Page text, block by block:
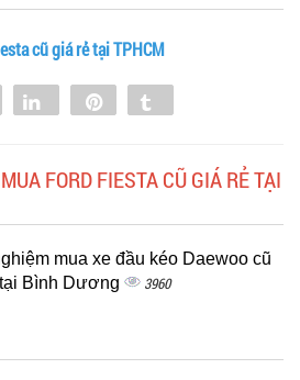
cũ giá rẻ tại TPHCM
Tweet Share
FORD FIESTA CŨ GIÁ RẺ TẠI
mua xe đầu kéo Daewoo cũ
Bình Dương
3960